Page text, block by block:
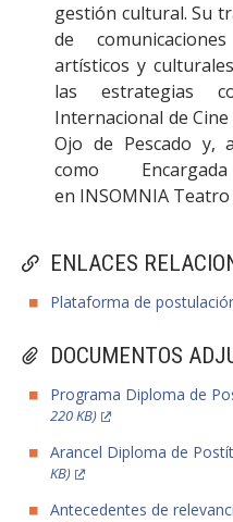
ENLACES
Plataforma de
DOCUMENTOS
Programa Diploma de
220 KB)
Arancel Diploma de
KB)
Antecedentes de
gestión cultural. Su
de
artísticos y
las estrategias
Internacional de
Ojo de Pescado y,
como
en INSOMNIA Teatro